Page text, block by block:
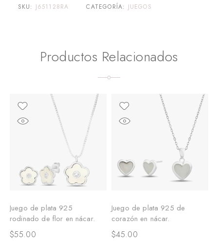
SKU: J651128RA CATEGORÍA: JUEGOS
Productos Relacionados
Juego de plata 925
rodinado de flor en nácar.
$55.00
Juego de plata 925 de
corazón en nácar.
$45.00